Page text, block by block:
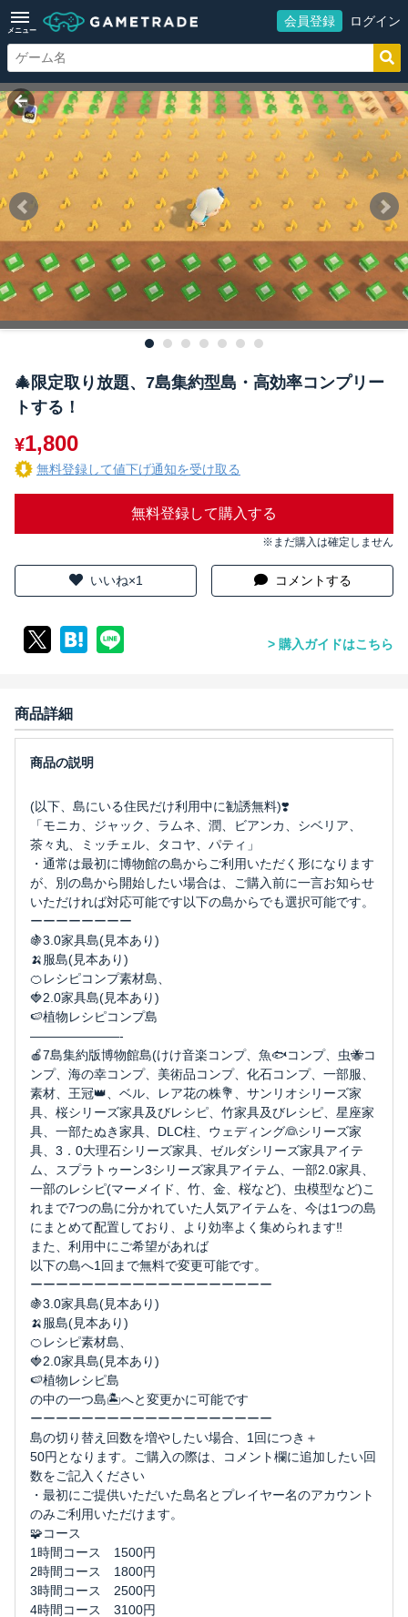
メニュー
会員登録 ログイン
🎄限定取り放題、7島集約型島・高効率コンプリー
トする！
¥1,800
無料登録して値下げ通知を受け取る
無料登録して購入する
※まだ購入は確定しません
いいね×1 コメントする
購入ガイドはこちら
商品詳細
(以下、島にいる住民だけ利用中に勧誘無料)❣️
「モニカ、ジャック、ラムネ、潤、ビアンカ、シベリア、
茶々丸、ミッチェル、タコヤ、パティ」
・通常は最初に博物館の島からご利用いただく形になります
が、別の島から開始したい場合は、ご購入前に一言お知らせ
いただければ対応可能です以下の島からでも選択可能です。
ーーーーーーーー
🍇3.0家具島(見本あり)
🍌服島(見本あり)
🍊レシピコンプ素材島、
🍓2.0家具島(見本あり)
🍉植物レシピコンプ島
———————-
🍎7島集約版博物館島(けけ音楽コンプ、魚🐟コンプ、虫🐝コ
ンプ、海の幸コンプ、美術品コンプ、化石コンプ、一部服、
素材、王冠👑、ベル、レア花の株💐、サンリオシリーズ家
具、桜シリーズ家具及びレシピ、竹家具及びレシピ、星座家
具、一部たぬき家具、DLC柱、ウェディング👰シリーズ家
具、3．0大理石シリーズ家具、ゼルダシリーズ家具アイテ
ム、スプラトゥーン3シリーズ家具アイテム、一部2.0家具、
一部のレシピ(マーメイド、竹、金、桜など)、虫模型など)こ
れまで7つの島に分かれていた人気アイテムを、今は1つの島
にまとめて配置しており、より効率よく集められます‼️
また、利用中にご希望があれば
以下の島へ1回まで無料で変更可能です。
ーーーーーーーーーーーーーーーーーーー
🍇3.0家具島(見本あり)
🍌服島(見本あり)
🍊レシピ素材島、
🍓2.0家具島(見本あり)
🍉植物レシピ島
の中の一つ島🏝️へと変更かに可能です
ーーーーーーーーーーーーーーーーーーー
島の切り替え回数を増やしたい場合、1回につき＋
50円となります。ご購入の際は、コメント欄に追加したい回
数をご記入ください
・最初にご提供いただいた島名とプレイヤー名のアカウント
のみご利用いただけます。
🧩コース
1時間コース 1500円
2時間コース 1800円
3時間コース 2500円
4時間コース 3100円